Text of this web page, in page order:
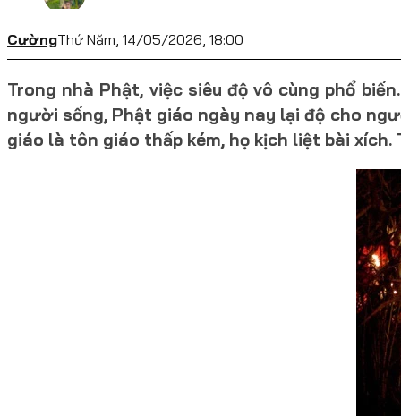
CườngThứ Năm, 14/05/2026, 18:00
Trong nhà Phật, việc siêu độ vô cùng phổ
người sống, Phật giáo ngày nay lại độ cho
giáo là tôn giáo thấp kém, họ kịch liệt bài